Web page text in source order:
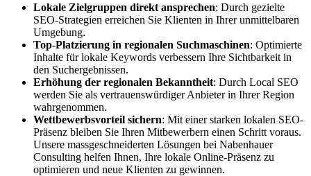
Lokale Zielgruppen direkt ansprechen: Durch gezielte
SEO-Strategien erreichen Sie Klienten in Ihrer unmittelbaren
Umgebung.
Top-Platzierung in regionalen Suchmaschinen: Optimierte
Inhalte für lokale Keywords verbessern Ihre Sichtbarkeit in
den Suchergebnissen.
Erhöhung der regionalen Bekanntheit: Durch Local SEO
werden Sie als vertrauenswürdiger Anbieter in Ihrer Region
wahrgenommen.
Wettbewerbsvorteil sichern: Mit einer starken lokalen SEO-
Präsenz bleiben Sie Ihren Mitbewerbern einen Schritt voraus.
Unsere massgeschneiderten Lösungen bei Nabenhauer
Consulting helfen Ihnen, Ihre lokale Online-Präsenz zu
optimieren und neue Klienten zu gewinnen.